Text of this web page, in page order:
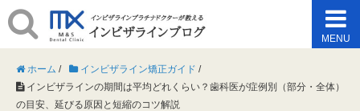
MENU
ホーム / インビザライン矯正ガイド /
インビザラインの期間は平均どれくらい？歯科医が症例別（部分・全体）
の目安、延びる原因と短縮のコツ解説